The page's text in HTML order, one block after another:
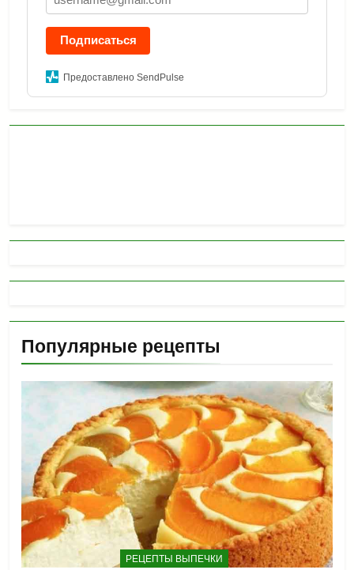
Подписаться
Предоставлено SendPulse
Популярные рецепты
РЕЦЕПТЫ ВЫПЕЧКИ